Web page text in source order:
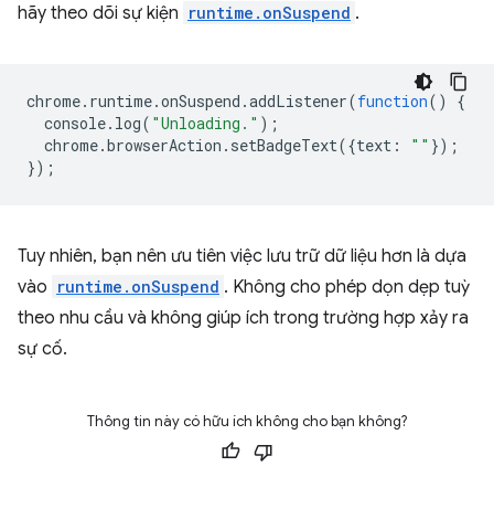
hãy theo dõi sự kiện runtime.onSuspend .
chrome. runtime.onSuspend .addListener(function()
{
console. log( "Unloading." );
chrome.browserAction . setBadgeText({text : "" });
});
Tuy nhiên, bạn nên ưu tiên việc lưu trữ dữ liệu hơn là dựa
vào runtime.onSuspend . Không cho phép dọn dẹp tuỳ
theo nhu cầu và không giúp ích trong trường hợp xảy ra
sự cố.
Thông tin này có hữu ích không cho bạn không?